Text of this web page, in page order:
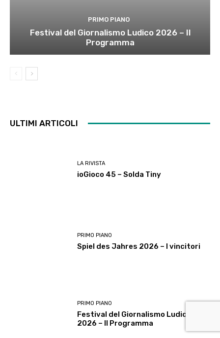
PRIMO PIANO
Festival del Giornalismo Ludico 2026 – Il
Programma
ULTIMI ARTICOLI
LA RIVISTA
ioGioco 45 – Solda Tiny
PRIMO PIANO
Spiel des Jahres 2026 – I vincitori
PRIMO PIANO
Festival del Giornalismo Ludico
2026 – Il Programma